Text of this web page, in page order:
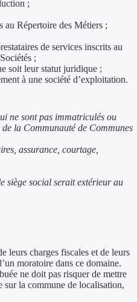
Aides
Solutions MAPi
Simulateur d'éligibilité
Territoires
Régions de A à H
;
au Répertoire des Métiers ;
de services inscrits au
;
soit leur statut juridique ;
à une société d’exploitation.
ne sont pas immatriculés ou
la Communauté de Communes
assurance, courtage,
siège social serait extérieur au
leurs charges fiscales et de leurs
moratoire dans ce domaine.
ne doit pas risquer de mettre
sur la commune de localisation,